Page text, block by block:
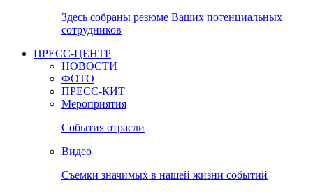
Здесь собраны резюме Ваших потенциальных
сотрудников
ПРЕСС-ЦЕНТР
НОВОСТИ
ФОТО
ПРЕСС-КИТ
Мероприятия
События отрасли
Видео
Съемки значимых в нашей жизни событий